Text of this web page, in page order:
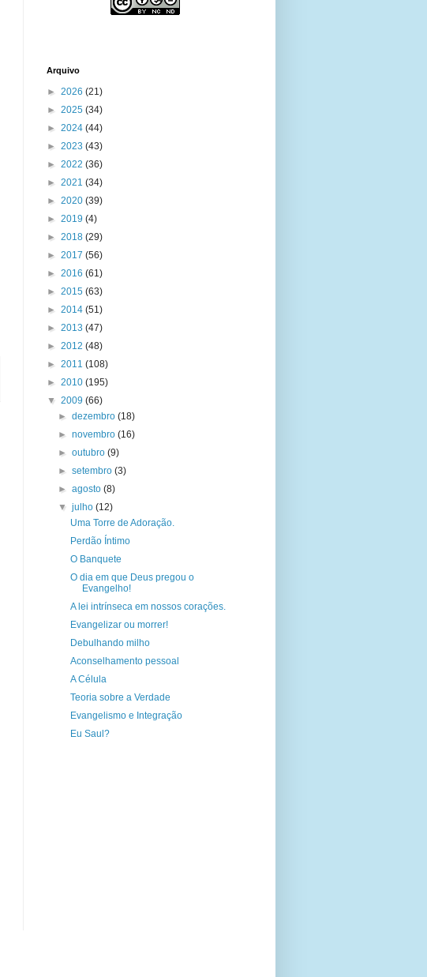
Arquivo
► 2026 (21)
► 2025 (34)
► 2024 (44)
► 2023 (43)
► 2022 (36)
► 2021 (34)
► 2020 (39)
► 2019 (4)
► 2018 (29)
► 2017 (56)
► 2016 (61)
► 2015 (63)
► 2014 (51)
► 2013 (47)
► 2012 (48)
► 2011 (108)
► 2010 (195)
▼ 2009 (66)
►dezembro(18)
►novembro(16)
►outubro(9)
►setembro(3)
►agosto(8)
▼julho(12)
Uma Torre de Adoração.
Perdão Íntimo
O Banquete
O dia em que Deus pregou o
Evangelho!
A lei intrínseca em nossos corações.
Evangelizar ou morrer!
Debulhando milho
Aconselhamento pessoal
A Célula
Teoria sobre a Verdade
Evangelismo e Integração
Eu Saul?